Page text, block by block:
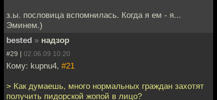
з.ы. пословица вспомнилась. Когда я ем - я...
Эминем.)
bested » надзор
#29 | 02.06.09 10:20
Кому: kupnu4, #21
> Как думаешь, много нормальных граждан захотят
получить пидорской жопой в лицо?